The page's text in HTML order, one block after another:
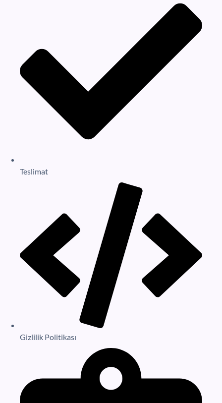
Teslimat
Gizlilik Politikası